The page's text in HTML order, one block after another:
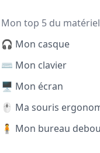
Mon top 5 du
🎧 Mon casque
⌨️ Mon clavier
🖥️ Mon écran
🖱️ Ma souris
🧍 Mon bureau